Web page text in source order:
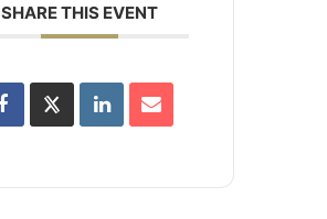
SHARE THIS EVENT